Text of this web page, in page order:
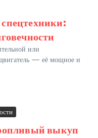
или
— её мощное и
выкуп